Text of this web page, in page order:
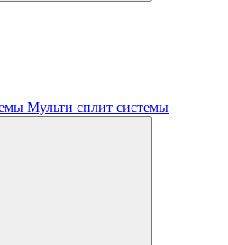
Мульти сплит системы